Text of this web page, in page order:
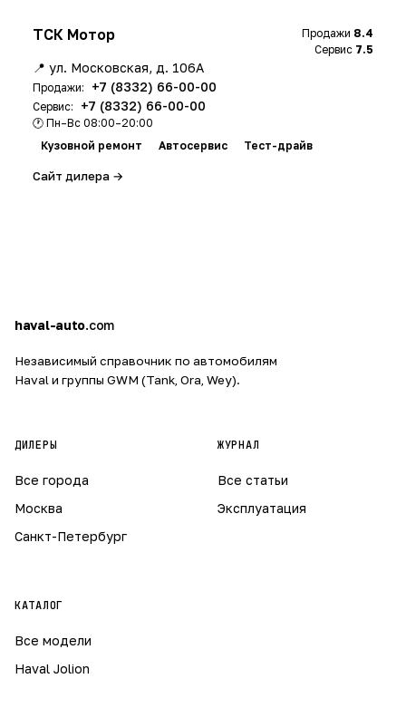
ТСК Мотор Продажи 8.4
Сервис 7.5
📍 ул. Московская, д. 106А
Продажи: +7 (8332) 66-00-00
Сервис: +7 (8332) 66-00-00
🕐 Пн–Вс 08:00–20:00
Кузовной ремонт
Автосервис Тест-драйв
Сайт дилера →
a
haval-auto.com
Независимый справочник по автомобилям
Haval и группы GWM (Tank, Ora, Wey).
ДИЛЕРЫ
Все города
Москва
Санкт-Петербург
ЖУРНАЛ
Все статьи
Эксплуатация
КАТАЛОГ
Все модели
Haval Jolion